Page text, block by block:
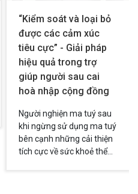
“Kiểm soát và loại bỏ
được các cảm xúc
tiêu cực” - Giải pháp
hiệu quả trong trợ
giúp người sau cai
hoà nhập cộng đồng
Người nghiện ma tuý sau
khi ngừng sử dụng ma tuý
bên cạnh những cải thiện
tích cực về sức khoẻ thể